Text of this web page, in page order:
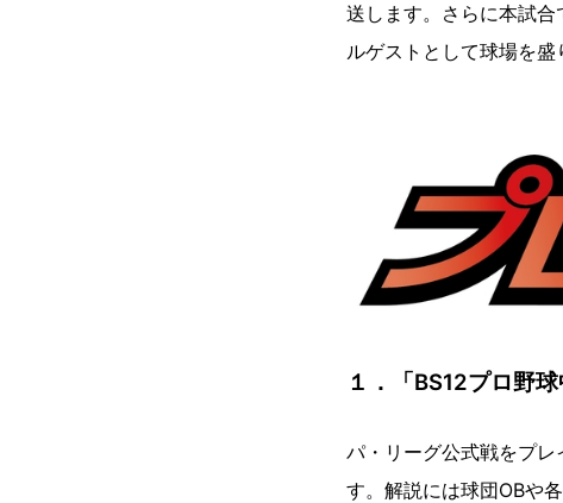
送します。さらに本試
ルゲストとして球場を盛
１．「BS12プロ野
パ・リーグ公式戦をプ
す。解説には球団OBや